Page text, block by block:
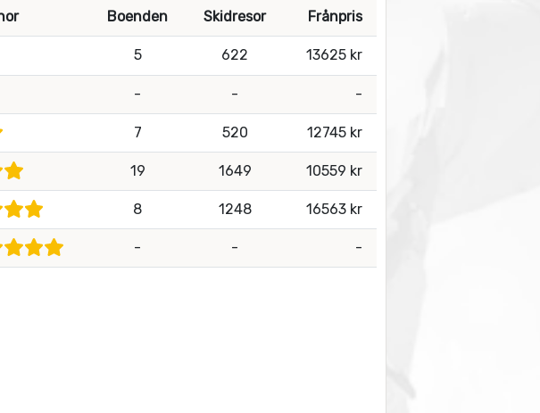
Boenden Skidresor Frånpris
5 622 13625 kr
- - -
7 520 12745 kr
19 1649 10559 kr
8 1248 16563 kr
- - -